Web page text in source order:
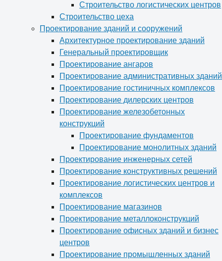
Строительство логистических центров
Строительство цеха
Проектирование зданий и сооружений
Архитектурное проектирование зданий
Генеральный проектировщик
Проектирование ангаров
Проектирование административных зданий
Проектирование гостиничных комплексов
Проектирование дилерских центров
Проектирование железобетонных
конструкций
Проектирование фундаментов
Проектирование монолитных зданий
Проектирование инженерных сетей
Проектирование конструктивных решений
Проектирование логистических центров и
комплексов
Проектирование магазинов
Проектирование металлоконструкций
Проектирование офисных зданий и бизнес
центров
Проектирование промышленных зданий